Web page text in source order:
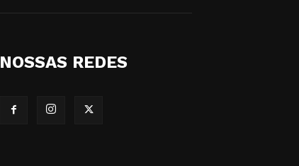
NOSSAS REDES